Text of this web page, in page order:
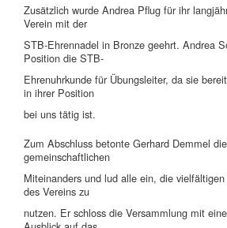
Zusätzlich wurde Andrea Pflug für ihr
Verein mit der
STB-Ehrennadel in Bronze geehrt. Andrea
Position die STB-
Ehrenuhrkunde für Übungsleiter, da sie
in ihrer Position
bei uns tätig ist.
Zum Abschluss betonte Gerhard Demmel
gemeinschaftlichen
Miteinanders und lud alle ein, die
des Vereins zu
nutzen. Er schloss die Versammlung mit